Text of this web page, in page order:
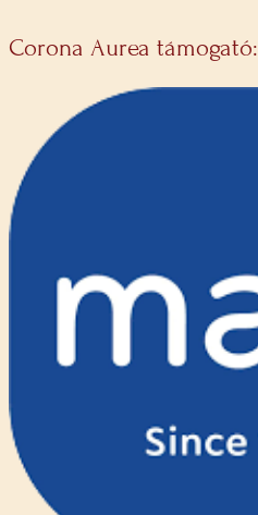
Corona Aurea támogató: